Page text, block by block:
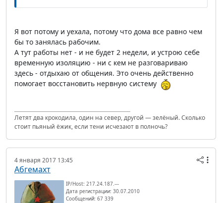
Я вот потому и уехала, потому что дома все равно чем
бы то занялась рабочим.
А тут работы нет - и не будет 2 недели, и устрою себе
временную изоляцию - ни с кем не разговариваю
здесь - отдыхаю от общения. Это очень действенно
помогает восстановить нервную систему
Летят два крокодила, один на север, другой — зелёный. Сколько
стоит пьяный ёжик, если тени исчезают в полночь?
4 января 2017 13:45
Абгемахт
IP/Host: 217.24.187.---
Дата регистрации: 30.07.2010
Сообщений: 67 339